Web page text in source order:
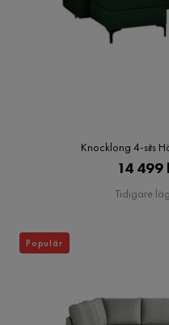
Knocklong 4-sits
14 499
Tidigare
Populär